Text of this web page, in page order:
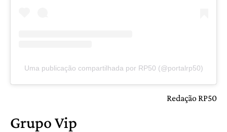
Uma publicação compartilhada por RP50 (@portalrp50)
Redação RP50
Grupo Vip